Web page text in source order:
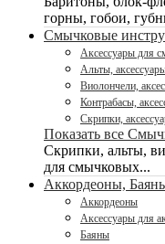
горны, гобои,
Смычковые
Аксессуары для
Альты,
Виолончели,
Контрабасы,
Скрипки,
Показать все
Скрипки, альты,
для смычковых...
Аккордеоны,
Аккордеоны
Аксессуары для
Баяны